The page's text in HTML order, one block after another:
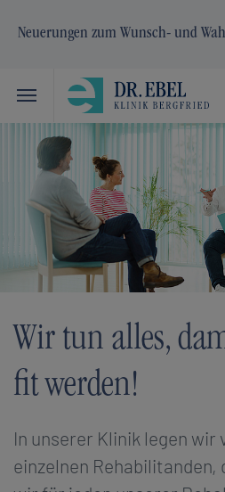
Neuerungen zum Wunsch- und
Skip to main navigation
Zum Hauptinhalt springen
Skip to page footer
Wir tun alles,
fit werden!
​In unserer Klinik legen wir
einzelnen Rehabilitanden,